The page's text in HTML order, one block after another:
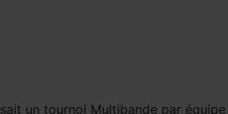
un tournoi Multibande par